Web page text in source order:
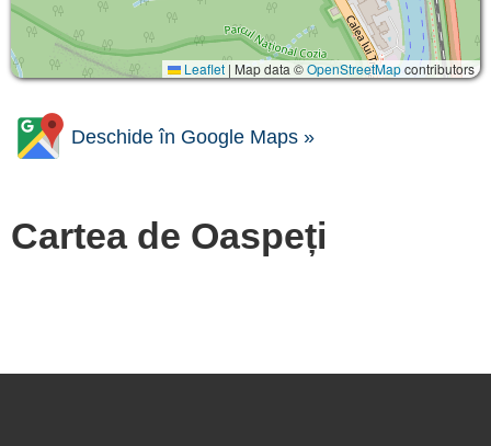
Leaflet | Map data ©OpenStreetMapcontributors
Deschide în Google Maps »
Cartea de Oaspeți